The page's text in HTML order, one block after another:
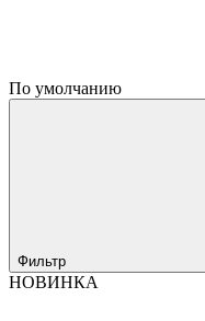
По умолчанию
Фильтр
НОВИНКА